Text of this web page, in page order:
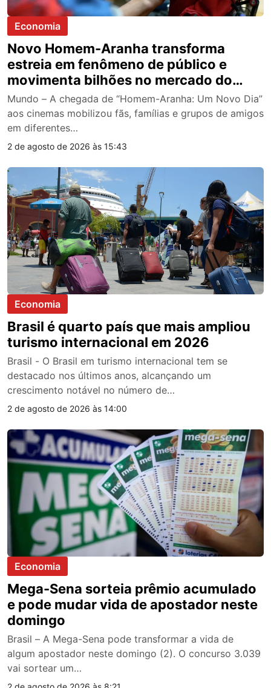
Economia
Novo Homem-Aranha transforma
estreia em fenômeno de público e
movimenta bilhões no mercado do
entretenimento
Mundo – A chegada de “Homem-Aranha: Um Novo Dia”
aos cinemas mobilizou fãs, famílias e grupos de amigos
em diferentes…
2 de agosto de 2026 às 15:43
Economia
Brasil é quarto país que mais ampliou
turismo internacional em 2026
Brasil - O Brasil em turismo internacional tem se
destacado nos últimos anos, alcançando um
crescimento notável no número de…
2 de agosto de 2026 às 14:00
Economia
Mega-Sena sorteia prêmio acumulado
e pode mudar vida de apostador neste
domingo
Brasil – A Mega-Sena pode transformar a vida de
algum apostador neste domingo (2). O concurso 3.039
vai sortear um…